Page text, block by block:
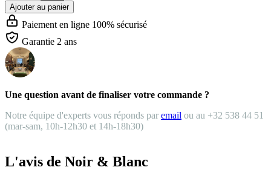
Ajouter au panier
Paiement en ligne 100% sécurisé
Garantie 2 ans
Une question avant de finaliser votre commande ?
Notre équipe d'experts vous réponds par email ou au +32 538 44 51
(mar-sam, 10h-12h30 et 14h-18h30)
L'avis de Noir & Blanc